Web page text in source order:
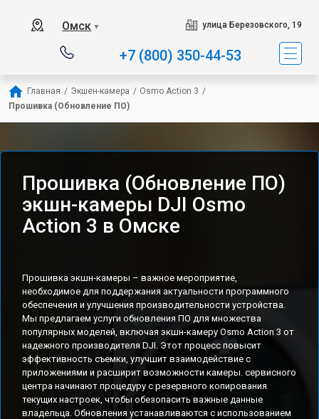
Омск ▼ улица Березовского, 19
+7 (800) 350-44-53
Главная / Экшен-камера / Osmo Action 3 /
Прошивка (Обновление ПО)
Прошивка (Обновление ПО)
экшн-камеры DJI Osmo
Action 3 в Омске
Прошивка экшн-камеры – важное мероприятие,
необходимое для поддержания актуальности программного
обеспечения и улучшения производительности устройства.
Мы предлагаем услуги обновления ПО для множества
популярных моделей, включая экшн-камеру Osmo Action 3 от
надежного производителя DJI. Этот процесс повысит
эффективность съемки, улучшит взаимодействие с
приложениями и расширит возможности камеры. сервисного
центра начинают процедуру с резервного копирования
текущих настроек, чтобы обезопасить важные данные
владельца. Обновления устанавливаются с использованием